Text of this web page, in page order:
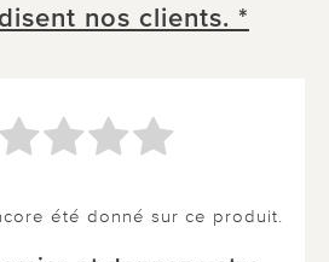
nos clients. *
été donné sur ce produit.